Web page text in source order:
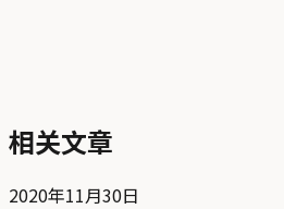
相关文章
2020年11月30日